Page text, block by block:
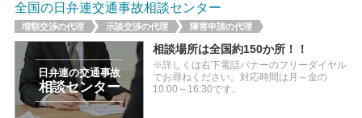
全国の日弁連交通事故相談センター
増額交渉の代理 示談交渉の代理 障害申請の代理
日弁連の交通事故
相談センター
相談場所は全国約150か所！！
※詳しくは右下電話バナーのフリーダイヤル
でお尋ねください。対応時間は月～金の
10:00～16:30です。